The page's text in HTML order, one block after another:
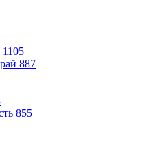
1105
887
855